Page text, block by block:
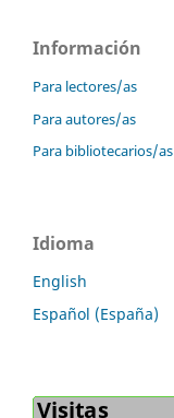
Información
Para lectores/as
Para autores/as
Para bibliotecarios/as
Idioma
English
Español (España)